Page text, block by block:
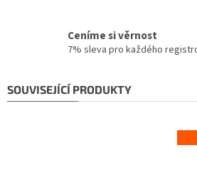
Ceníme si věrnost
7% sleva pro každého
SOUVISEJÍCÍ PRODUKTY